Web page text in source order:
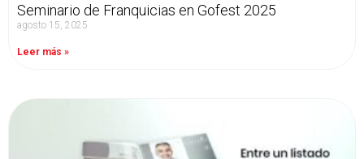
Seminario de Franquicias en Gofest 2025
agosto 15, 2025
Leer más »